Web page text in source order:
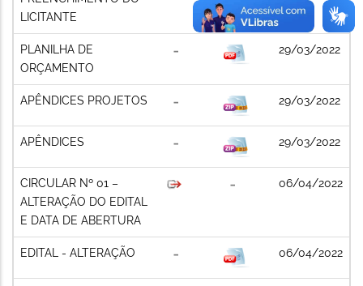
LICITANTE
PLANILHA DE
ORÇAMENTO
29/03/2022
APÊNDICES PROJETOS 29/03/2022
APÊNDICES 29/03/2022
CIRCULAR Nº 01 –
ALTERAÇÃO DO EDITAL
E DATA DE ABERTURA
06/04/2022
EDITAL - ALTERAÇÃO 06/04/2022